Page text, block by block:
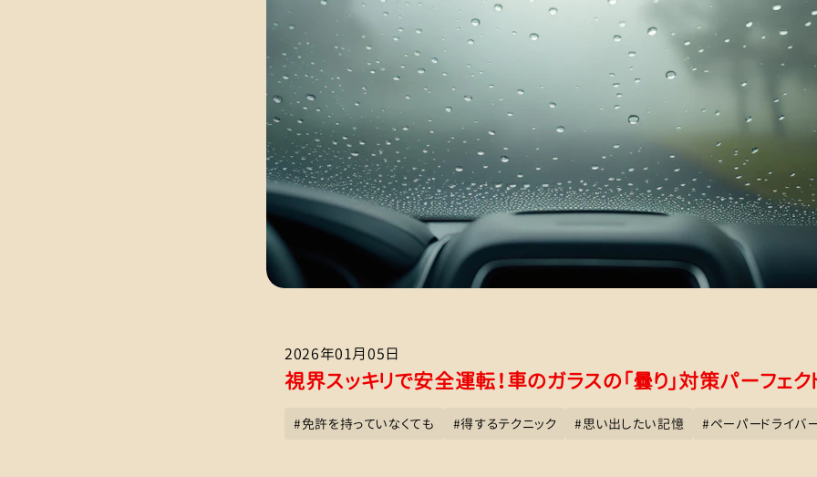
2026年01月05日
視界スッキリで安全運転！車のガラスの「曇り」対策パーフェク
#免許を持っていなくても #得するテクニック #思い出したい記憶 #ペーパードライバ